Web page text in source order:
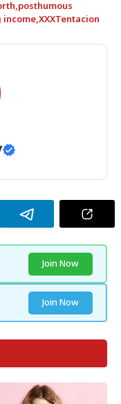
,posthumous
income,XXXTentacion
Join Now
Join Now